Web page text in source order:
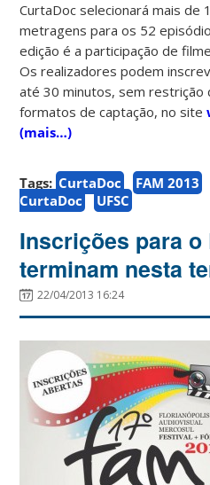
CurtaDoc selecionará mais de
metragens para os 52
edição é a participação de
Os realizadores podem
até 30 minutos, sem restrição
formatos de captação, no site
(mais…)
Tags: CurtaDoc FAM 2013
CurtaDoc
UFSC
Inscrições para o
terminam nesta
22/04/2013 16:24